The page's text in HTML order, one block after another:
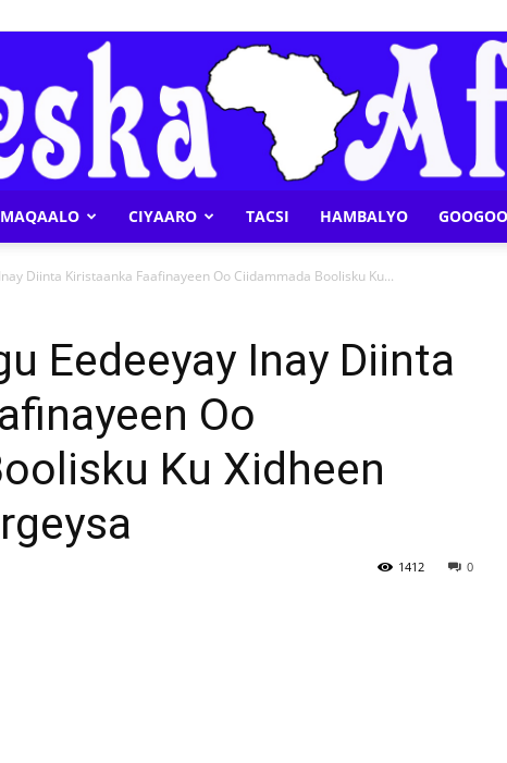
MAQAALO CIYAARO TACSI HAMBALYO
Diinta Kiristaanka Faafinayeen Oo Ciidammada Boolisku Ku...
Eedeeyay Inay Diinta
Oo
Ku Xidheen
0
1412